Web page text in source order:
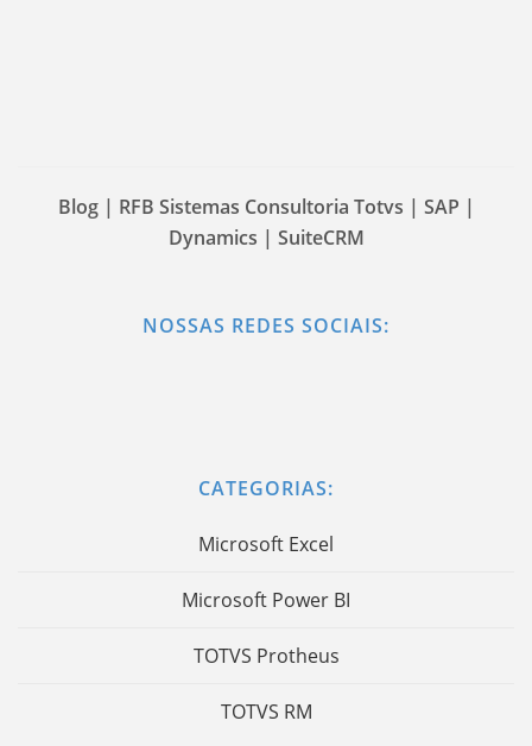
Blog | RFB Sistemas Consultoria Totvs | SAP |
Dynamics | SuiteCRM
NOSSAS REDES SOCIAIS:
CATEGORIAS:
Microsoft Excel
Microsoft Power BI
TOTVS Protheus
TOTVS RM